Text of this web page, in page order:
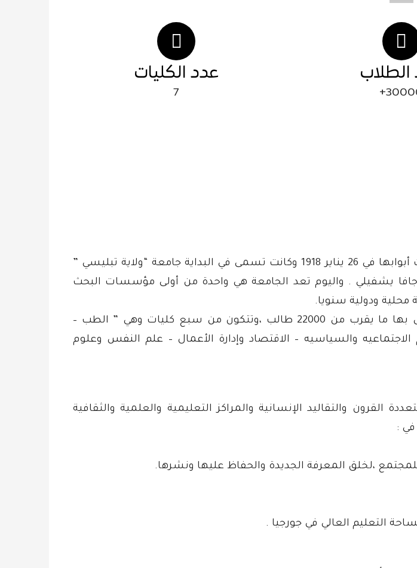
عدد الكليات
7
الطلاب
جامعة ايفان تبليسي تعد أول جامعة في منطقة القوقاز حيث فتحت أبوابها في 26 يناير 1918 وكانت تسمى في البداية جامعة “ولاية تبليسي ”
جافا يشفيلي . واليوم تعد الجامعة هي واحدة من أولى مؤسسات البحث
تعد الجامعة واحدة من أكبر مؤسسات التعليم العالي ،حيث يدرس بها ما يقرب من 22000 طالب ،وتتكون من سبع كليات وهي ” الطب –
والسياسيه – الاقتصاد وإدارة الأعمال – علم النفس وعلوم
القرون والتقاليد الإنسانية والمراكز التعليمية والعلمية والثقافية
في :
للمجتمع ،لخلق المعرفة الجديدة والحفاظ عليها ونشرها.
التعليم العالي في جورجيا .